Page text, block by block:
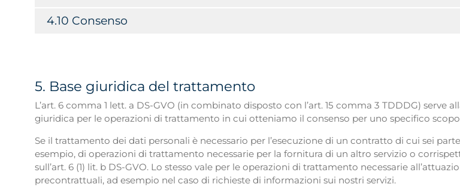
4.10 Consenso
5. Base giuridica del trattamento
L’art. 6 comma 1 lett. a DS-GVO (in combinato disposto con l’art. 15 comma 3 TDDDG) serve
giuridica per le operazioni di trattamento in cui otteniamo il consenso per uno specifico
Se il trattamento dei dati personali è necessario per l’esecuzione di un contratto di cui sei
esempio, di operazioni di trattamento necessarie per la fornitura di un altro servizio o
sull’art. 6 (1) lit. b DS-GVO. Lo stesso vale per le operazioni di trattamento necessarie
precontrattuali, ad esempio nel caso di richieste di informazioni sui nostri servizi.